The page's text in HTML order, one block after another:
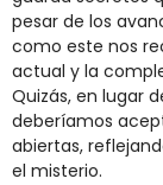
pesar de los
como este nos
actual y la
Quizás, en lugar
deberíamos
abiertas,
el misterio.